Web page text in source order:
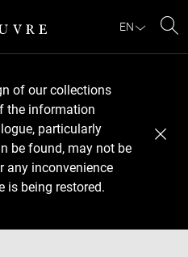
EN
of our collections
the information
particularly
be found, may not be
any inconvenience
is being restored.